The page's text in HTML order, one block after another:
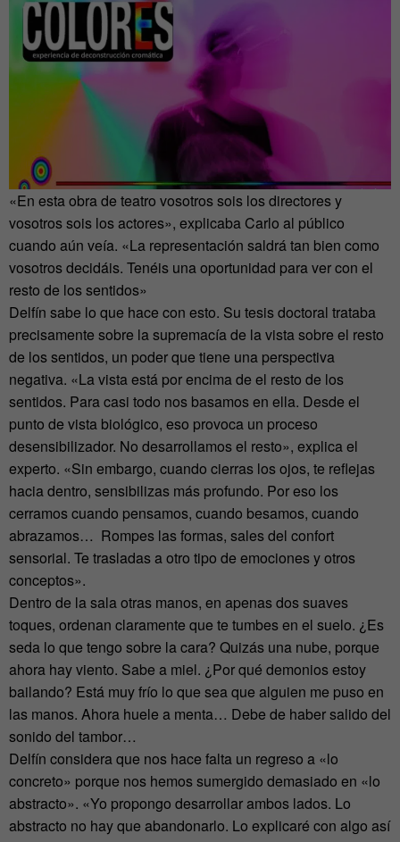
«En esta obra de teatro vosotros sois los directores y
vosotros sois los actores», explicaba Carlo al público
cuando aún veía. «La representación saldrá tan bien como
vosotros decidáis. Tenéis una oportunidad para ver con el
resto de los sentidos»
Delfín sabe lo que hace con esto. Su tesis doctoral trataba
precisamente sobre la supremacía de la vista sobre el resto
de los sentidos, un poder que tiene una perspectiva
negativa. «La vista está por encima de el resto de los
sentidos. Para casi todo nos basamos en ella. Desde el
punto de vista biológico, eso provoca un proceso
desensibilizador. No desarrollamos el resto», explica el
experto. «Sin embargo, cuando cierras los ojos, te reflejas
hacia dentro, sensibilizas más profundo. Por eso los
cerramos cuando pensamos, cuando besamos, cuando
abrazamos… Rompes las formas, sales del confort
sensorial. Te trasladas a otro tipo de emociones y otros
conceptos».
Dentro de la sala otras manos, en apenas dos suaves
toques, ordenan claramente que te tumbes en el suelo. ¿Es
seda lo que tengo sobre la cara? Quizás una nube, porque
ahora hay viento. Sabe a miel. ¿Por qué demonios estoy
bailando? Está muy frío lo que sea que alguien me puso en
las manos. Ahora huele a menta… Debe de haber salido del
sonido del tambor…
Delfín considera que nos hace falta un regreso a «lo
concreto» porque nos hemos sumergido demasiado en «lo
abstracto». «Yo propongo desarrollar ambos lados. Lo
abstracto no hay que abandonarlo. Lo explicaré con algo así